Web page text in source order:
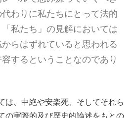
わりに私たちにとって法的
私たち」の見解においては
からはずれていると思われる
するということなのであり
は、中絶や安楽死、そしてそれら
の実際的及び歴史的論述をもとの